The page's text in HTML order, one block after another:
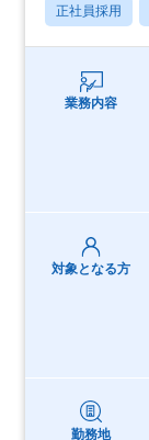
正社員採用
業務内容
対象となる方
勤務地